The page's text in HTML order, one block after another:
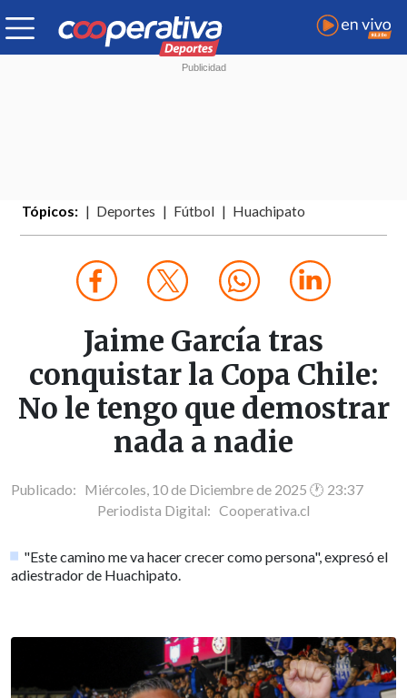
Tópicos: Deportes Fútbol Huachipato
Jaime García tras
conquistar la Copa Chile:
No le tengo que demostrar
nada a nadie
Publicado: Miércoles, 10 de Diciembre de 2025 🕐 23:37
Periodista Digital: Cooperativa.cl
"Este camino me va hacer crecer como persona", expresó el
adiestrador de Huachipato.